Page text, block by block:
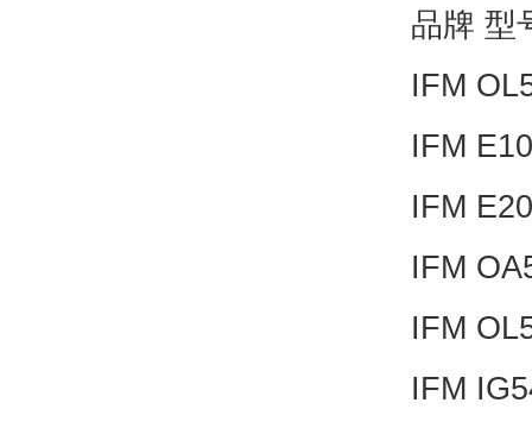
品牌 型
IFM
IFM
IFM
IFM
IFM
IFM